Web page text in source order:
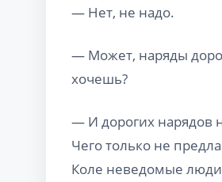
— Нет, не надо.
— Может, наряды
хочешь?
— И дорогих нарядов
Чего только не
Коле неведомые